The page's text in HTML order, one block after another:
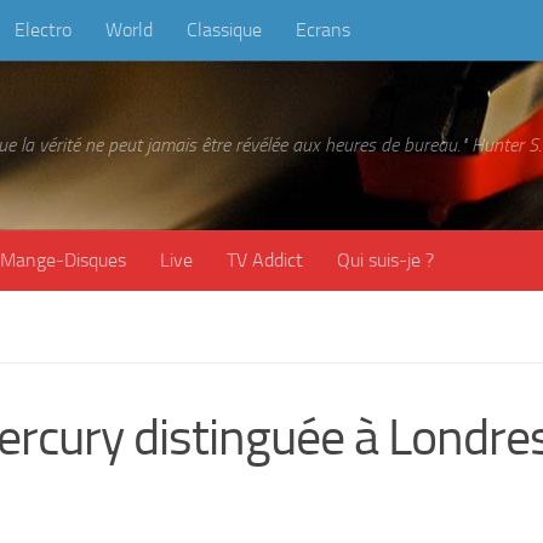
Electro World Classique Ecrans
la vérité ne peut jamais être révélée aux heures de bureau." Hunter
Mange-Disques Live TV Addict Qui suis-je ?
distinguée à